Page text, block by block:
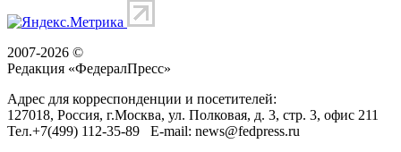
2007-2026 ©
Редакция «ФедералПресс»
Адрес для корреспонденции и посетителей:
127018, Россия, г.Москва, ул. Полковая, д. 3, стр. 3, офис 211
Тел.+7(499) 112-35-89 E-mail: news@fedpress.ru